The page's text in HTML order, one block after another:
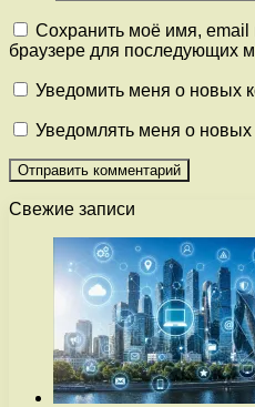
Сохранить моё имя, email
браузере для последующих
Уведомить меня о новых
Уведомлять меня о новых
Свежие записи